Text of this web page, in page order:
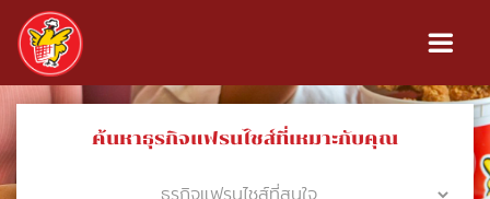
ค้นหาธุรกิจแฟรนไชส์ที่เหมาะกับคุณ